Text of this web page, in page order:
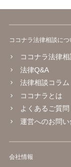
ココナラ法律相談につ
ココナラ法律
法律Q&A
法律相談コラム
ココナラとは
よくあるご質問
運営へのお問
会社情報